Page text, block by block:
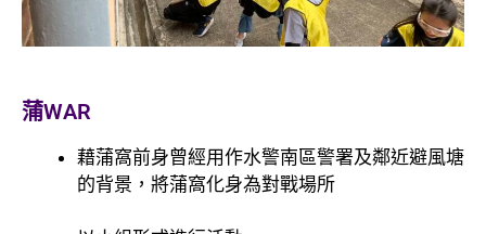
蒲WAR
藉蒲窩前身曾經用作水警南區警署及鄰近避風塘
的背景，將蒲窩化身為對戰場所